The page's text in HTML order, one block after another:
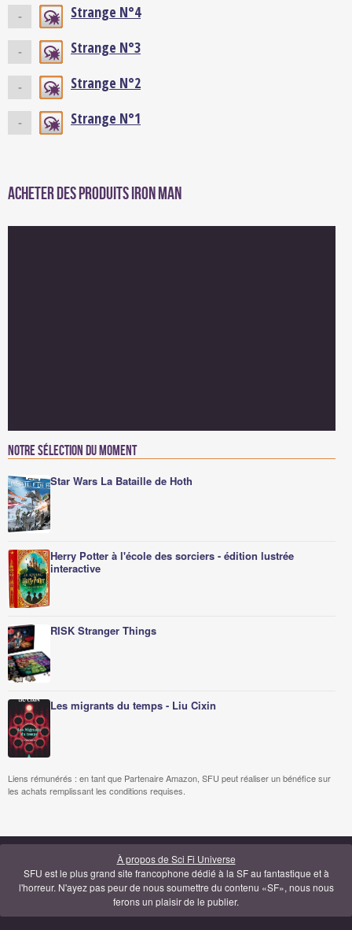
- Strange N°4
- Strange N°3
- Strange N°2
- Strange N°1
Acheter des produits Iron Man
Notre sélection du moment
Star Wars La Bataille de Hoth
Herry Potter à l'école des sorciers - édition lustrée
interactive
RISK Stranger Things
Les migrants du temps - Liu Cixin
Liens rémunérés : en tant que Partenaire Amazon, SFU peut réaliser un bénéfice sur
les achats remplissant les conditions requises.
À propos de Sci Fi Universe
SFU est le plus grand site francophone dédié à la SF au fantastique et à
l'horreur. N'ayez pas peur de nous soumettre du contenu «SF», nous nous
ferons un plaisir de le publier.